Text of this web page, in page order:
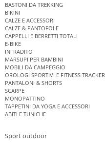
BASTONI DA TREKKING
BIKINI
CALZE E ACCESSORI
CALZE & PANTOFOLE
CAPPELLI E BERRETTI TOTALI
E-BIKE
INFRADITO
MARSUPI PER BAMBINI
MOBILI DA CAMPEGGIO
OROLOGI SPORTIVI E FITNESS TRACKER
PANTALONI & SHORTS
SCARPE
MONOPATTINO
TAPPETINI DA YOGA E ACCESSORI
ABITI E TUNICHE
Sport outdoor